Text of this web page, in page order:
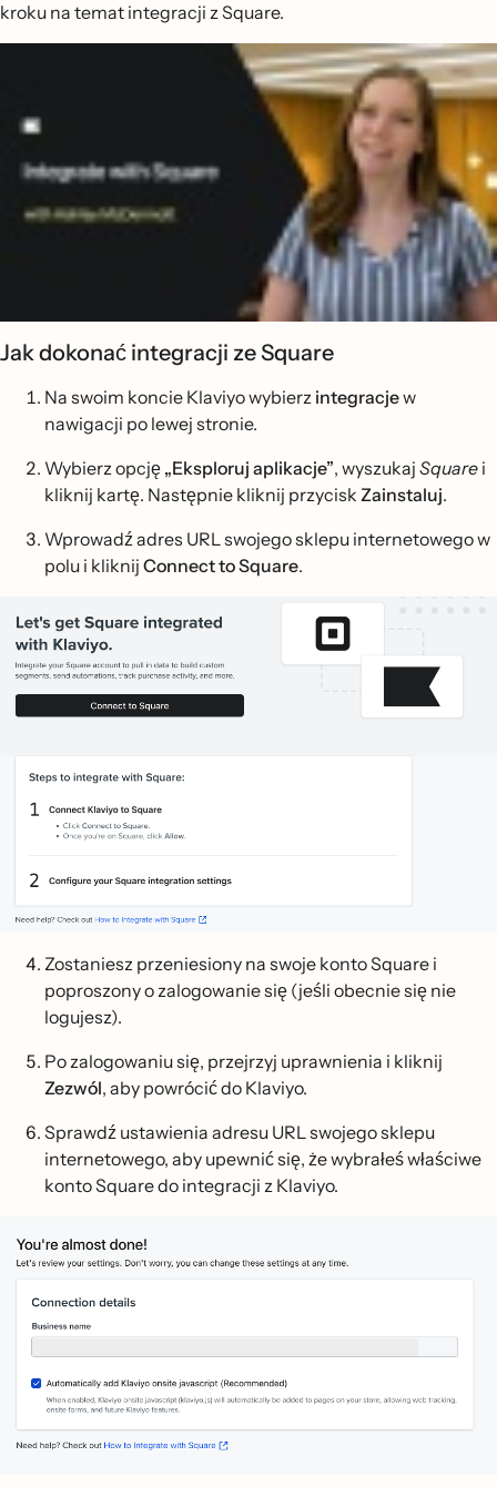
kroku na temat integracji z Square.
Jak dokonać integracji ze Square
Na swoim koncie Klaviyo wybierz integracjew
nawigacji po lewej stronie.
Wybierz opcję „Eksploruj aplikacje”, wyszukaj Square i
kliknij kartę. Następnie kliknij przycisk Zainstaluj.
Wprowadź adres URL swojego sklepu internetowego w
polu i kliknij Connect to Square.
Zostaniesz przeniesiony na swoje konto Square i
poproszony o zalogowanie się (jeśli obecnie się nie
logujesz).
Po zalogowaniu się, przejrzyj uprawnienia i kliknij
Zezwól, aby powrócić do Klaviyo.
Sprawdź ustawienia adresu URL swojego sklepu
internetowego, aby upewnić się, że wybrałeś właściwe
konto Square do integracji z Klaviyo.